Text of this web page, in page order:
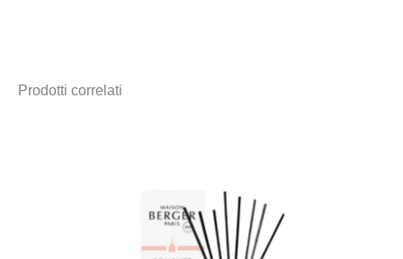
Prodotti correlati